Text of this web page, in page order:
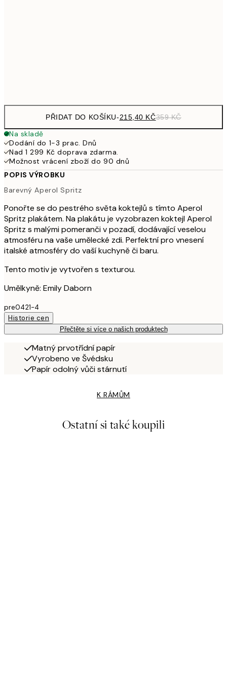
PŘIDAT DO KOŠÍKU-215,40 KČ359 KČ
Na skladě
Dodání do 1-3 prac. Dnů
Nad 1 299 Kč doprava zdarma.
Možnost vrácení zboží do 90 dnů
POPIS VÝROBKU
Barevný Aperol Spritz
Ponořte se do pestrého světa koktejlů s tímto Aperol
Spritz plakátem. Na plakátu je vyzobrazen koktejl Aperol
Spritz s malými pomeranči v pozadí, dodávající veselou
atmosféru na vaše umělecké zdi. Perfektní pro vnesení
italské atmosféry do vaší kuchyně či baru.
Tento motiv je vytvořen s texturou.
Umělkyně: Emily Daborn
pre0421-4
Historie cen
Přečtěte si více o našich produktech
Matný prvotřídní papír
Vyrobeno ve Švédsku
Papír odolný vůči stárnutí
K RÁMŮM
Ostatní si také koupili